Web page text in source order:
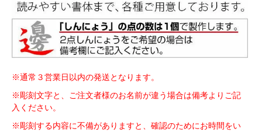
※通常３営業日以内の発送となります。
※彫刻文字と、ご注文者様のお名前が違う場合は備考よりご記
入ください。
※彫刻する内容に不備がありますと、確認のためにお時間をい